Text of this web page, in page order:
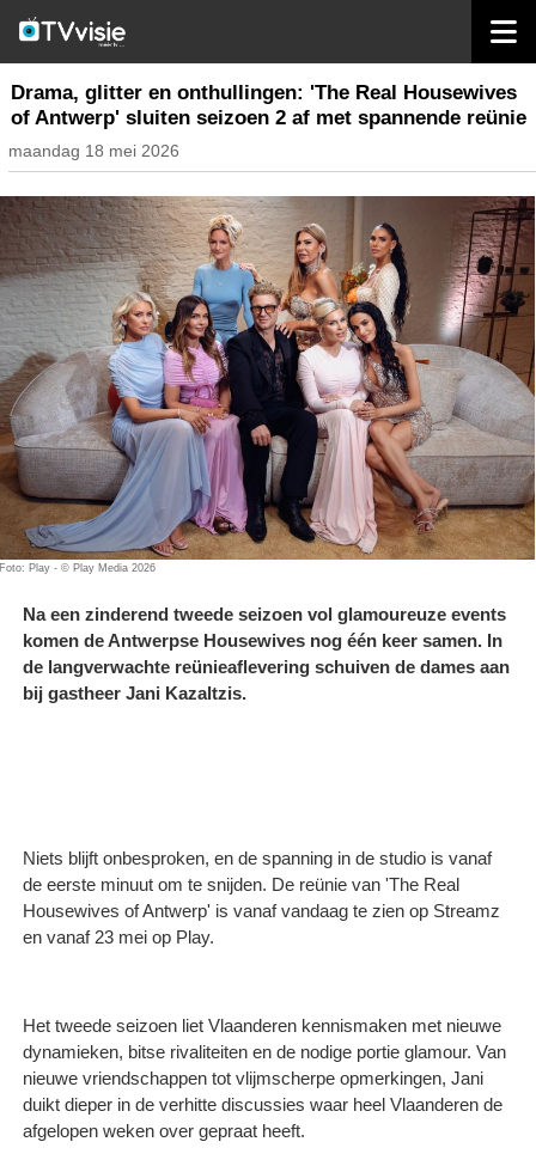
nieuws belgië
Drama, glitter en onthullingen: 'The Real Housewives
of Antwerp' sluiten seizoen 2 af met spannende reünie
maandag 18 mei 2026
Foto: Play - © Play Media 2026
Na een zinderend tweede seizoen vol glamoureuze events
komen de Antwerpse Housewives nog één keer samen. In
de langverwachte reünieaflevering schuiven de dames aan
bij gastheer Jani Kazaltzis.
Niets blijft onbesproken, en de spanning in de studio is vanaf
de eerste minuut om te snijden. De reünie van 'The Real
Housewives of Antwerp' is vanaf vandaag te zien op Streamz
en vanaf 23 mei op Play.
Het tweede seizoen liet Vlaanderen kennismaken met nieuwe
dynamieken, bitse rivaliteiten en de nodige portie glamour. Van
nieuwe vriendschappen tot vlijmscherpe opmerkingen, Jani
duikt dieper in de verhitte discussies waar heel Vlaanderen de
afgelopen weken over gepraat heeft.